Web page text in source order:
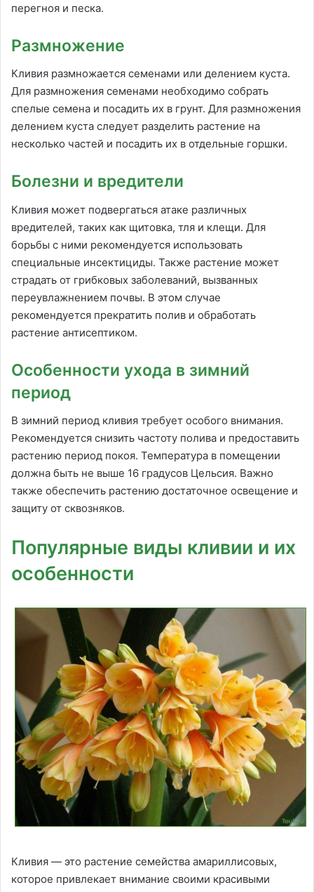
перегноя и песка.
Размножение
Кливия размножается семенами или делением куста.
Для размножения семенами необходимо собрать
спелые семена и посадить их в грунт. Для размножения
делением куста следует разделить растение на
несколько частей и посадить их в отдельные горшки.
Болезни и вредители
Кливия может подвергаться атаке различных
вредителей, таких как щитовка, тля и клещи. Для
борьбы с ними рекомендуется использовать
специальные инсектициды. Также растение может
страдать от грибковых заболеваний, вызванных
переувлажнением почвы. В этом случае
рекомендуется прекратить полив и обработать
растение антисептиком.
Особенности ухода в зимний
период
В зимний период кливия требует особого внимания.
Рекомендуется снизить частоту полива и предоставить
растению период покоя. Температура в помещении
должна быть не выше 16 градусов Цельсия. Важно
также обеспечить растению достаточное освещение и
защиту от сквозняков.
Популярные виды кливии и их
особенности
Кливия — это растение семейства амариллисовых,
которое привлекает внимание своими красивыми